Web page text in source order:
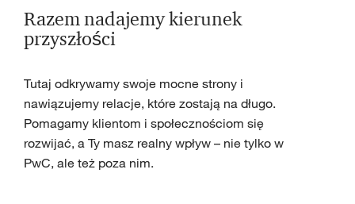
Razem nadajemy kierunek
przyszłości
Tutaj odkrywamy swoje mocne strony i
nawiązujemy relacje, które zostają na długo.
Pomagamy klientom i społecznościom się
rozwijać, a Ty masz realny wpływ – nie tylko w
PwC, ale też poza nim.